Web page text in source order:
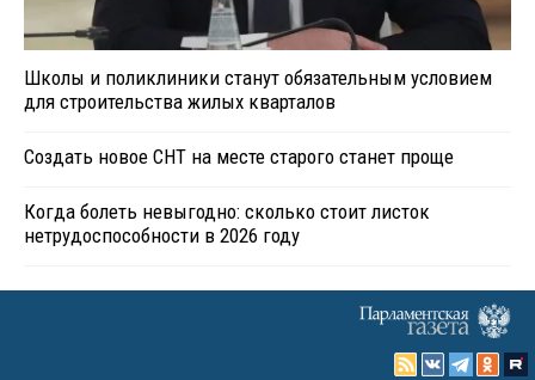
Школы и поликлиники станут обязательным условием
для строительства жилых кварталов
Создать новое СНТ на месте старого станет проще
Когда болеть невыгодно: сколько стоит листок
нетрудоспособности в 2026 году